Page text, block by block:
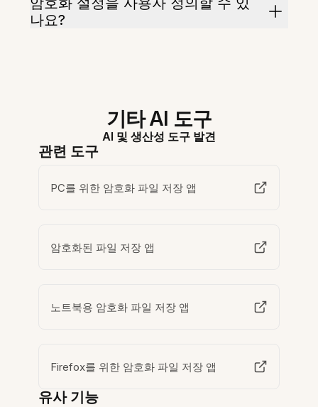
나요?
기타 AI 도구
AI 및 생산성 도구 발견
관련 도구
PC를 위한 암호화 파일 저장 앱
암호화된 파일 저장 앱
노트북용 암호화 파일 저장 앱
Firefox를 위한 암호화 파일 저장 앱
유사 기능